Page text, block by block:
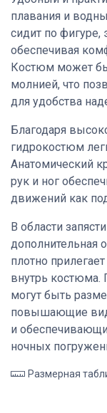
плавания и
сидит по фигуре,
обеспечивая
Костюм может
молнией, что
для удобства
Благодаря
гидрокостюм
Анатомический
рук и ног
движений как
В области
дополнительная
плотно
внутрь
могут быть
повышающие
и
ночных
Размерная